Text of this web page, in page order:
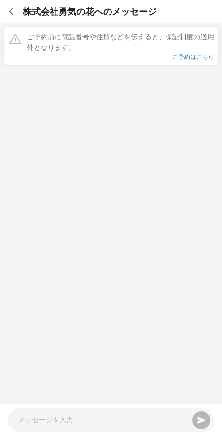
株式会社勇気の花へのメッセージ
ご予約前に電話番号や住所などを伝えると、保証制度の適用
外となります。
ご予約はこちら